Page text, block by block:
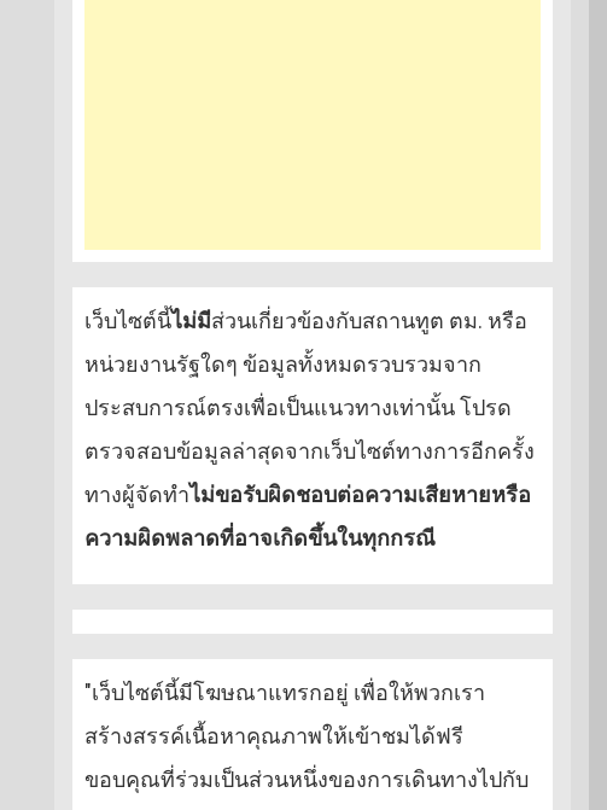
เว็บไซต์นี้ไม่มีส่วนเกี่ยวข้องกับสถานทูต ตม. หรือ
หน่วยงานรัฐใดๆ ข้อมูลทั้งหมดรวบรวมจาก
ประสบการณ์ตรงเพื่อเป็นแนวทางเท่านั้น โปรด
ตรวจสอบข้อมูลล่าสุดจากเว็บไซต์ทางการอีกครั้ง
ทางผู้จัดทำไม่ขอรับผิดชอบต่อความเสียหายหรือ
ความผิดพลาดที่อาจเกิดขึ้นในทุกกรณี
"เว็บไซต์นี้มีโฆษณาแทรกอยู่ เพื่อให้พวกเรา
สร้างสรรค์เนื้อหาคุณภาพให้เข้าชมได้ฟรี
ขอบคุณที่ร่วมเป็นส่วนหนึ่งของการเดินทางไปกับ